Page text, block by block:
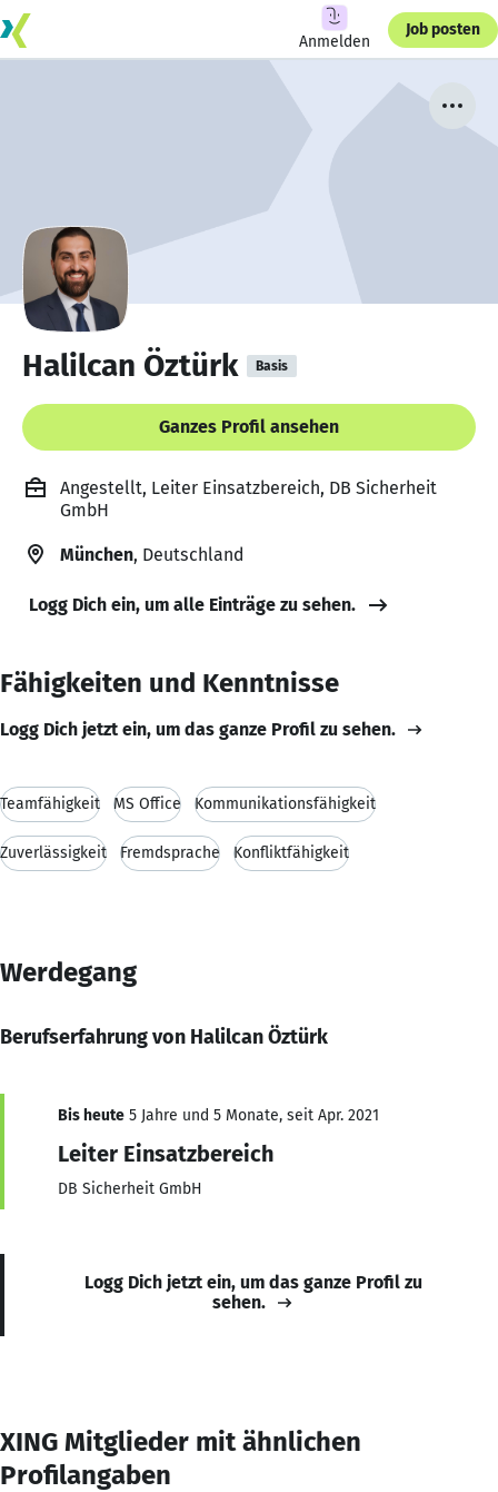
Anmelden
Job posten
Halilcan Öztürk Basis
Ganzes Profil ansehen
Angestellt, Leiter Einsatzbereich, DB Sicherheit
GmbH
München, Deutschland
Logg Dich ein, um alle Einträge zu sehen.
Fähigkeiten und Kenntnisse
Logg Dich jetzt ein, um das ganze Profil zu sehen.
Teamfähigkeit MS Office Kommunikationsfähigkeit
Zuverlässigkeit Fremdsprache Konfliktfähigkeit
Werdegang
Berufserfahrung von Halilcan Öztürk
Bis heute 5 Jahre und 5 Monate, seit Apr. 2021
Leiter Einsatzbereich
DB Sicherheit GmbH
Logg Dich jetzt ein, um das ganze Profil zu
sehen.
XING Mitglieder mit ähnlichen
Profilangaben